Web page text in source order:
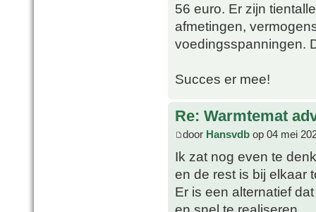
56 euro. Er zijn
afmetingen,
voedingsspanningen.
Succes er mee!
Re: Warmtemat
door Hansvdb op 04 mei
Ik zat nog even te
en de rest is bij elkaar
Er is een alternatief